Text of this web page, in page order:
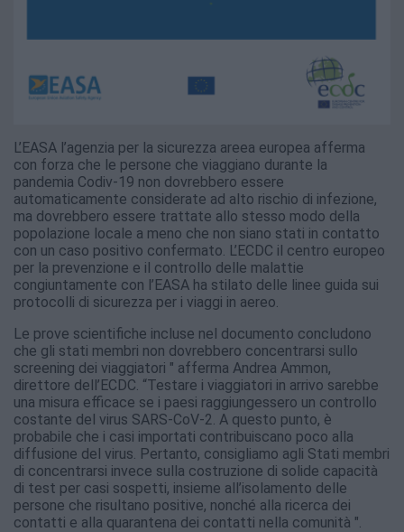
L’EASA l’agenzia per la sicurezza areea europea afferma
con forza che le persone che viaggiano durante la
pandemia Codiv-19 non dovrebbero essere
automaticamente considerate ad alto rischio di infezione,
ma dovrebbero essere trattate allo stesso modo della
popolazione locale a meno che non siano stati in contatto
con un caso positivo confermato. L’ECDC il centro europeo
per la prevenzione e il controllo delle malattie
congiuntamente con l’EASA ha stilato delle linee guida sui
protocolli di sicurezza per i viaggi in aereo.
Le prove scientifiche incluse nel documento concludono
che gli stati membri non dovrebbero concentrarsi sullo
screening dei viaggiatori " afferma Andrea Ammon,
direttore dell’ECDC. “Testare i viaggiatori in arrivo sarebbe
una misura efficace se i paesi raggiungessero un controllo
costante del virus SARS-CoV-2. A questo punto, è
probabile che i casi importati contribuiscano poco alla
diffusione del virus. Pertanto, consigliamo agli Stati membri
di concentrarsi invece sulla costruzione di solide capacità
di test per casi sospetti, insieme all’isolamento delle
persone che risultano positive, nonché alla ricerca dei
contatti e alla quarantena dei contatti nella comunità ".